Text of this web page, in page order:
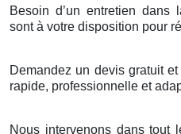
Besoin d’un entretien dans
sontà votre disposition pour ré
Demandez un devis gratuit
rapide, professionnelle et
Nous intervenons dans tout